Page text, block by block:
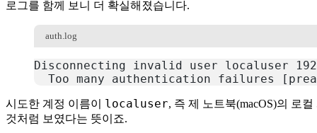
로그를 함께 보니 더 확실해졌습니다.
auth.log
Disconnecting invalid user localuser
Too many authentication failures
시도한 계정 이름이 localuser, 즉 제 노트북(macOS)의 로
것처럼 보였다는 뜻이죠.